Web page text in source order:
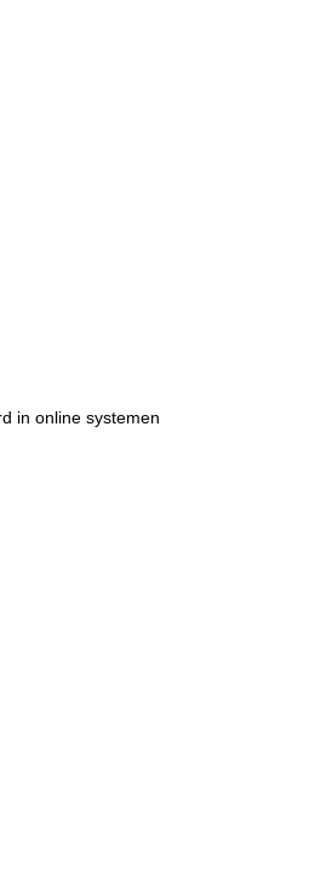
in online systemen